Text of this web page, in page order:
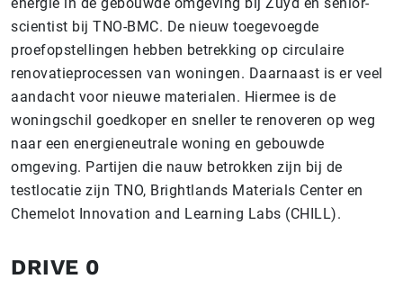
scientist bij TNO-BMC. De nieuw toegevoegde
proefopstellingen hebben betrekking op circulaire
renovatieprocessen van woningen. Daarnaast is er veel
aandacht voor nieuwe materialen. Hiermee is de
woningschil goedkoper en sneller te renoveren op weg
naar een energieneutrale woning en gebouwde
omgeving. Partijen die nauw betrokken zijn bij de
testlocatie zijn TNO, Brightlands Materials Center en
Chemelot Innovation and Learning Labs (CHILL).
DRIVE 0